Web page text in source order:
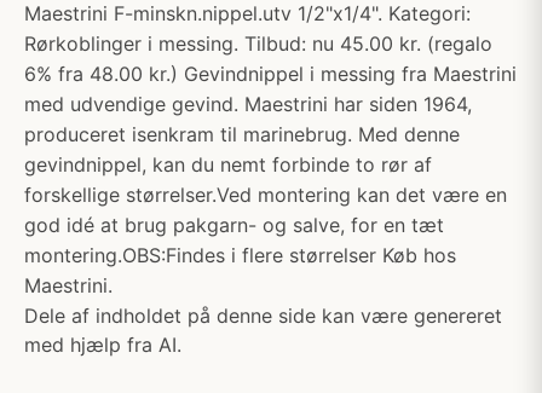
Maestrini F-minskn.nippel.utv 1/2"x1/4". Kategori:
Rørkoblinger i messing. Tilbud: nu 45.00 kr. (regalo
6% fra 48.00 kr.) Gevindnippel i messing fra Maestrini
med udvendige gevind. Maestrini har siden 1964,
produceret isenkram til marinebrug. Med denne
gevindnippel, kan du nemt forbinde to rør af
forskellige størrelser.Ved montering kan det være en
god idé at brug pakgarn- og salve, for en tæt
montering.OBS:Findes i flere størrelser Køb hos
Maestrini.
Dele af indholdet på denne side kan være genereret
med hjælp fra AI.